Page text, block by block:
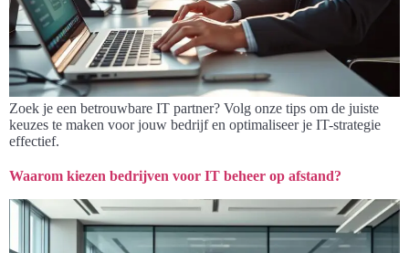
Zoek je een betrouwbare IT partner? Volg onze tips om de juiste
keuzes te maken voor jouw bedrijf en optimaliseer je IT-strategie
effectief.
Waarom kiezen bedrijven voor IT beheer op afstand?